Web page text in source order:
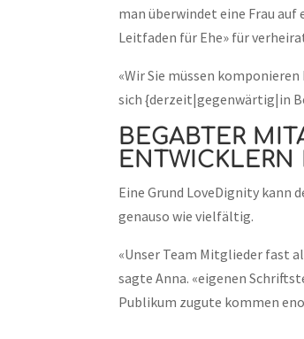
man überwindet eine Frau
Leitfaden für Ehe» für
«Wir Sie müssen
sich {derzeit|gegenwärtig|in
BEGABTER
Eine Grund LoveDignity kann
genauso wie vielfältig.
«Unser Team Mitglieder fast
sagte Anna. «eigenen
Publikum zugute kommen